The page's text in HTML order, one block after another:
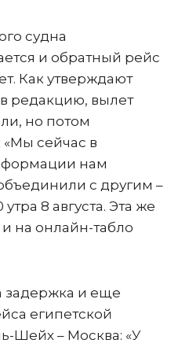
судна
и обратный рейс
Как утверждают
редакцию, вылет
но потом
сейчас в
нам
с другим –
8 августа. Эта же
на онлайн-табло
задержка и еще
египетской
Шейх – Москва: «У